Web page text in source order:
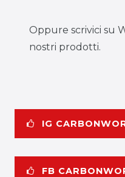
Oppure scrivici su
nostri prodotti.
IG
FB